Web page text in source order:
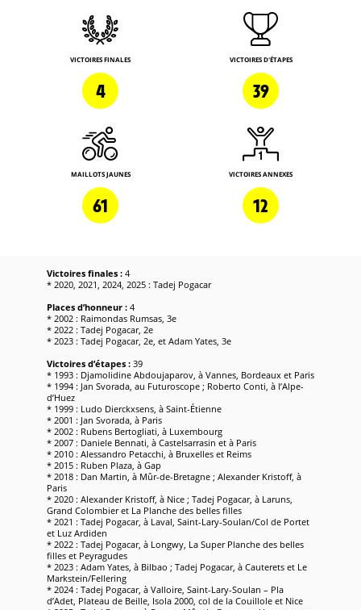
VICTOIRES FINALES
4
VICTOIRES D'ÉTAPES
39
MAILLOTS JAUNES
61
VICTOIRES ANNEXES
12
Victoires finales : 4
* 2020, 2021, 2024, 2025 : Tadej Pogacar
Places d’honneur : 4
* 2002 : Raimondas Rumsas, 3e
* 2022 : Tadej Pogacar, 2e
* 2023 : Tadej Pogacar, 2e, et Adam Yates, 3e
Victoires d’étapes : 39
* 1993 : Djamolidine Abdoujaparov, à Vannes, Bordeaux et Paris
* 1994 : Jan Svorada, au Futuroscope ; Roberto Conti, à l’Alpe-
d’Huez
* 1999 : Ludo Dierckxsens, à Saint-Étienne
* 2001 : Jan Svorada, à Paris
* 2002 : Rubens Bertogliati, à Luxembourg
* 2007 : Daniele Bennati, à Castelsarrasin et à Paris
* 2010 : Alessandro Petacchi, à Bruxelles et Reims
* 2015 : Ruben Plaza, à Gap
* 2018 : Dan Martin, à Mûr-de-Bretagne ; Alexander Kristoff, à
Paris
* 2020 : Alexander Kristoff, à Nice ; Tadej Pogacar, à Laruns,
Grand Colombier et La Planche des belles filles
* 2021 : Tadej Pogacar, à Laval, Saint-Lary-Soulan/Col de Portet
et Luz Ardiden
* 2022 : Tadej Pogacar, à Longwy, La Super Planche des belles
filles et Peyragudes
* 2023 : Adam Yates, à Bilbao ; Tadej Pogacar, à Cauterets et Le
Markstein/Fellering
* 2024 : Tadej Pogacar, à Valloire, Saint-Lary-Soulan – Pla
d’Adet, Plateau de Beille, Isola 2000, col de la Couillole et Nice